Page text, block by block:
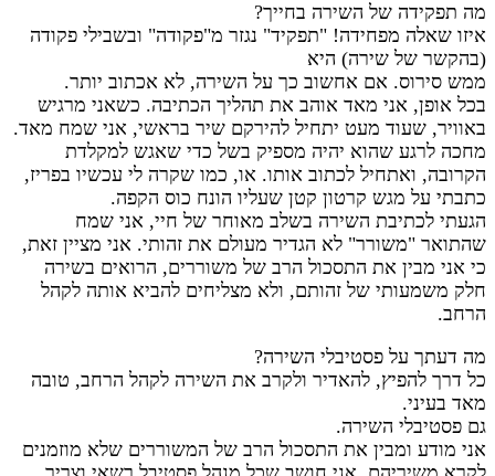
מה תפקידה של השירה בחייך?
איזו שאלה מפחידה! "תפקיד" נגזר מ"פקודה" ובשבילי פקודה
(בהקשר של שירה) היא
ממש סירוס. אם אחשוב כך על השירה, לא אכתוב יותר.
בכל אופן, אני מאד אוהב את תהליך הכתיבה. כשאני מרגיש
באוויר, שעוד מעט יתחיל להירקם שיר בראשי, אני שמח מאד.
מחכה לרגע שהוא יהיה מספיק בשל כדי שאגש למקלדת
הקרובה, ואתחיל לכתוב אותו. או, כמו שקרה לי עכשיו בפריז,
כתבתי על מגש קרטון קטן שעליו הונח כוס הקפה.
הגעתי לכתיבת השירה בשלב מאוחר של חיי, אני שמח
שהתואר "משורר" לא הגדיר מעולם את זהותי. אני מציין זאת,
כי אני מבין את התסכול הרב של משוררים, הרואים בשירה
חלק משמעותי של זהותם, ולא מצליחים להביא אותה לקהל
הרחב.
מה דעתך על פסטיבלי השירה?
כל דרך להפיץ, להאדיר ולקרב את השירה לקהל הרחב, טובה
מאד בעיני.
גם פסטיבלי השירה.
אני מודע ומבין את התסכול הרב של המשוררים שלא מוזמנים